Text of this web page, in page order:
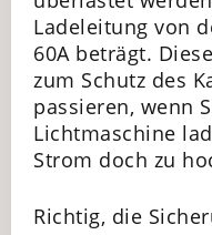
Ladeleitung von
60A beträgt.
zum Schutz des
passieren, wenn
Lichtmaschine
Strom doch zu
Richtig, die